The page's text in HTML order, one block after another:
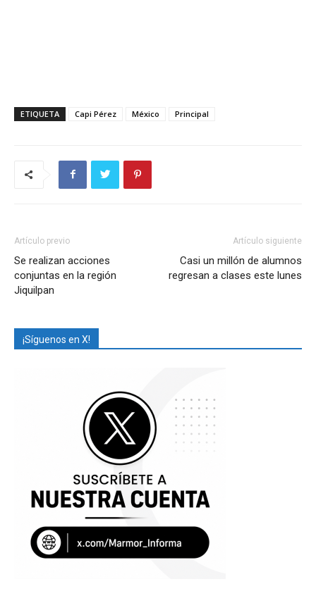
ETIQUETA Capi Pérez México Principal
Artículo previo
Se realizan acciones
conjuntas en la región
Jiquilpan
Artículo siguiente
Casi un millón de alumnos
regresan a clases este lunes
¡Síguenos en X!